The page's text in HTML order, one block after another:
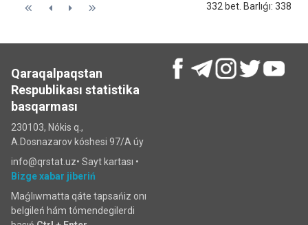
332 bet. Barlıǵı: 338
Qaraqalpaqstan
Respublikası statistika
basqarması
230103, Nókis q.,
A.Dosnazarov kóshesi 97/A úy
info@qrstat.uz• Sayt kartası •
Bizge xabar jiberiń
Maǵlıwmatta qáte tapsańiz onı
belgileń hám tómendegilerdi